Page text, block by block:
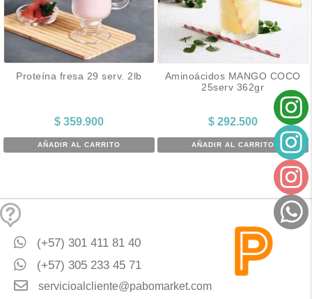
Proteína fresa 29 serv. 2lb
$359.900
AÑADIR AL CARRITO
Aminoácidos MANGO COCO
25serv 362gr
$292.500
AÑADIR AL CARRITO
(+57) 301 411 81 40
(+57) 305 233 45 71
servicioalcliente@pabomarket.com